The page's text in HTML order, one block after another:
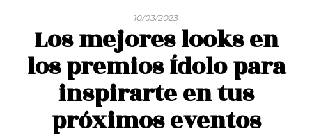
10/03/2023
Los mejores looks en
los premios Ídolo para
inspirarte en tus
próximos eventos